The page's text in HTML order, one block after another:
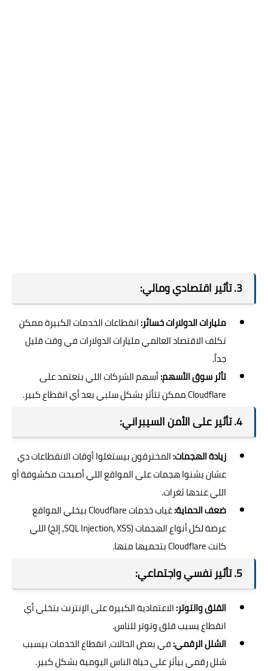
3. تأثير اقتصادي ومالي:
مليارات الدولارات خسائر:انقطاعات الخدمات الكبيرة ممكن
تكلف الاقتصاد العالمي مليارات الدولارات في وقت قليل
جداً.
تأثر سوق الأسهم:أسهم الشركات اللي بتعتمد على
Cloudflare ممكن تتأثر بشكل سلبي بعد أي انقطاع كبير.
4. تأثير على الأمن السيبراني:
زيادة الهجمات:المخترقون بيستغلوا أوقات الانقطاعات دي
عشان يشنوا هجمات على المواقع اللي أصبحت مكشوفة أو
اللي عندها ثغرات.
ضعف الحماية:
غياب خدمات Cloudflare بيخلي المواقع
عرضة لكل أنواع الهجمات (SQL Injection, XSS, إلخ) اللي
كانت Cloudflare بتحميها منها.
5. تأثير نفسي واجتماعي:
القلق والتوتر:الاعتمادية الكبيرة على الإنترنت بتخلي أي
انقطاع يسبب قلق وتوتر للناس.
الشلل الرقمي:في بعض الحالات، انقطاع الخدمات بيسبب
شلل رقمي بيأثر على حياة الناس اليومية بشكل كبير.